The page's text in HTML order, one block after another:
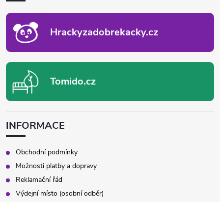
Hrackyzadobrekacky.cz
Tomido.cz
INFORMACE
Obchodní podmínky
Možnosti platby a dopravy
Reklamační řád
Výdejní místo (osobní odběr)